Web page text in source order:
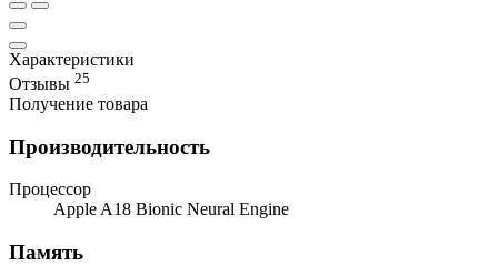
Характеристики
Отзывы 25
Получение товара
Производительность
Процессор
Apple A18 Bionic Neural Engine
Память